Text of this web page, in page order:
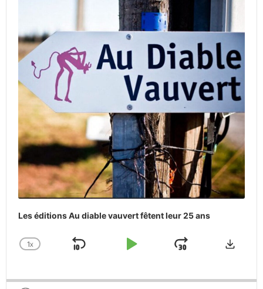
Les éditions Au diable vauvert fêtent leur 25 ans
CHANGE
1X
SKIP
PLAY
JUMP